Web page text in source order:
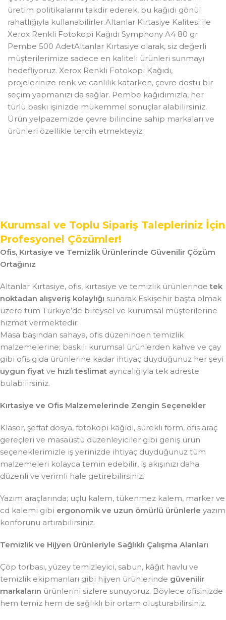
üretim politikalarını takdir ederek, bu kağıdı gönül
rahatlığıyla kullanabilirler.Altanlar Kırtasiye Kalitesi ile
Xerox Renkli Fotokopi Kağıdı Symphony A4 80 gr
Pembe 500 AdetAltanlar Kırtasiye olarak, siz değerli
müşterilerimize sadece en kaliteli ürünleri sunmayı
hedefliyoruz. Xerox Renkli Fotokopi Kağıdı,
projelerinize renk ve canlılık katarken, çevre dostu bir
seçim yapmanızı da sağlar. Pembe kağıdımızla, her
türlü baskı işinizde mükemmel sonuçlar alabilirsiniz.
Ürün yelpazemizde çevre bilincine sahip markaları ve
ürünleri özellikle tercih etmekteyiz.
Kurumsal ve Toplu Sipariş Talepleriniz İçin
Profesyonel Çözümler!
Ofis, Kırtasiye ve Temizlik Ürünlerinde Güvenilir Çözüm
Ortağınız
Altanlar Kırtasiye, ofis, kırtasiye ve temizlik ürünlerindetek
noktadan alışveriş kolaylığı sunarak Eskişehir başta olmak
üzere tüm Türkiye’de bireysel ve kurumsal müşterilerine
hizmet vermektedir.
Masa başından sahaya, ofis düzeninden temizlik
malzemelerine; baskılı kurumsal ürünlerden kahve ve çay
gibi ofis gıda ürünlerine kadar ihtiyaç duyduğunuz her şeyi
uygun fiyat ve hızlı teslimat ayrıcalığıyla tek adreste
bulabilirsiniz.
Kırtasiye ve Ofis Malzemelerinde Zengin Seçenekler
Klasör, şeffaf dosya, fotokopi kâğıdı, sürekli form, ofis araç
gereçleri ve masaüstü düzenleyiciler gibi geniş ürün
seçeneklerimizle iş yerinizde ihtiyaç duyduğunuz tüm
malzemeleri kolayca temin edebilir, iş akışınızı daha
düzenli ve verimli hale getirebilirsiniz.
Yazım araçlarında; uçlu kalem, tükenmez kalem, marker ve
cd kalemi gibi ergonomik ve uzun ömürlü ürünlerle yazım
konforunu artırabilirsiniz.
Temizlik ve Hijyen Ürünleriyle Sağlıklı Çalışma Alanları
Çöp torbası, yüzey temizleyici, sabun, kâğıt havlu ve
temizlik ekipmanları gibi hijyen ürünlerinde güvenilir
markaların ürünlerini sizlere sunuyoruz. Böylece ofisinizde
hem temiz hem de sağlıklı bir ortam oluşturabilirsiniz.